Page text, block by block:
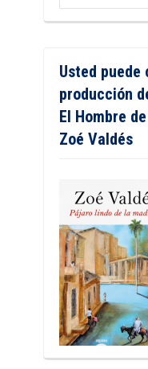
Usted
producción
El Hombre
Zoé Valdés